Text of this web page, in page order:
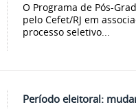
O Programa de Pós-
pelo Cefet/RJ em
processo seletivo...
Período eleitoral: